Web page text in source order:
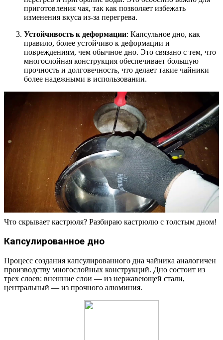
приготовления чая, так как позволяет избежать
изменения вкуса из-за перегрева.
Устойчивость к деформации: Капсульное дно, как
правило, более устойчиво к деформации и
повреждениям, чем обычное дно. Это связано с тем, что
многослойная конструкция обеспечивает большую
прочность и долговечность, что делает такие чайники
более надежными в использовании.
Что скрывает кастрюля? Разбираю кастрюлю с толстым дном!
Капсулированное дно
Процесс создания капсулированного дна чайника аналогичен
производству многослойных конструкций. Дно состоит из
трех слоев: внешние слои — из нержавеющей стали,
центральный — из прочного алюминия.